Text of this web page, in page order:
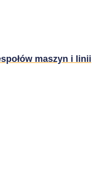
maszyn i linii